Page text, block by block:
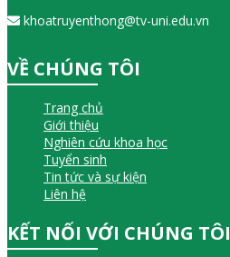
khoatruyenthong@tv-uni.edu.vn
VỀ CHÚNG TÔI
Trang chủ
Giới thiệu
Nghiên cứu khoa học
Tuyển sinh
Tin tức và sự kiện
Liên hệ
KẾT NỐI VỚI CHÚNG TÔI